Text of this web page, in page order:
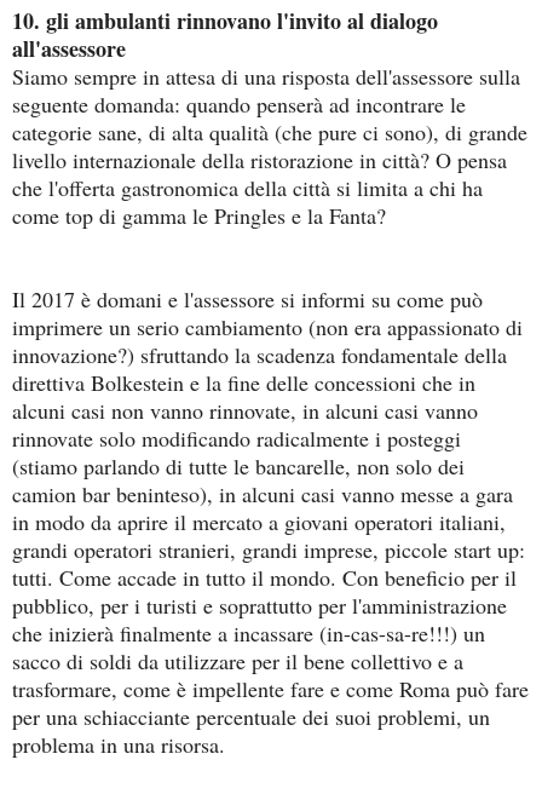
10. gli ambulanti rinnovano l'invito al dialogo
all'assessore
Siamo sempre in attesa di una risposta dell'assessore sulla
seguente domanda: quando penserà ad incontrare le
categorie sane, di alta qualità (che pure ci sono), di grande
livello internazionale della ristorazione in città? O pensa
che l'offerta gastronomica della città si limita a chi ha
come top di gamma le Pringles e la Fanta?
Il 2017 è domani e l'assessore si informi su come può
imprimere un serio cambiamento (non era appassionato di
innovazione?) sfruttando la scadenza fondamentale della
direttiva Bolkestein e la fine delle concessioni che in
alcuni casi non vanno rinnovate, in alcuni casi vanno
rinnovate solo modificando radicalmente i posteggi
(stiamo parlando di tutte le bancarelle, non solo dei
camion bar beninteso), in alcuni casi vanno messe a gara
in modo da aprire il mercato a giovani operatori italiani,
grandi operatori stranieri, grandi imprese, piccole start up:
tutti. Come accade in tutto il mondo. Con beneficio per il
pubblico, per i turisti e soprattutto per l'amministrazione
che inizierà finalmente a incassare (in-cas-sa-re!!!) un
sacco di soldi da utilizzare per il bene collettivo e a
trasformare, come è impellente fare e come Roma può fare
per una schiacciante percentuale dei suoi problemi, un
problema in una risorsa.